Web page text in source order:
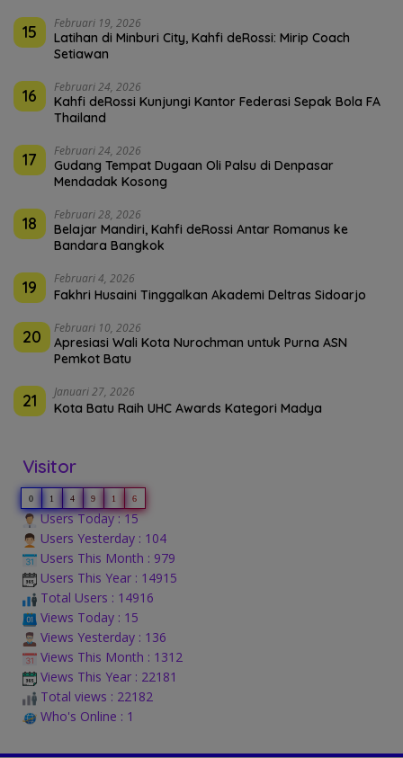
15 Februari 19, 2026
Latihan di Minburi City, Kahfi deRossi: Mirip Coach
Setiawan
16 Februari 24, 2026
Kahfi deRossi Kunjungi Kantor Federasi Sepak Bola FA
Thailand
17 Februari 24, 2026
Gudang Tempat Dugaan Oli Palsu di Denpasar
Mendadak Kosong
18 Februari 28, 2026
Belajar Mandiri, Kahfi deRossi Antar Romanus ke
Bandara Bangkok
19 Februari 4, 2026
Fakhri Husaini Tinggalkan Akademi Deltras Sidoarjo
20 Februari 10, 2026
Apresiasi Wali Kota Nurochman untuk Purna ASN
Pemkot Batu
21 Januari 27, 2026
Kota Batu Raih UHC Awards Kategori Madya
Visitor
0 1 4 9 1 6
Users Today : 15
Users Yesterday : 104
Users This Month : 979
Users This Year : 14915
Total Users : 14916
Views Today : 15
Views Yesterday : 136
Views This Month : 1312
Views This Year : 22181
Total views : 22182
Who's Online : 1